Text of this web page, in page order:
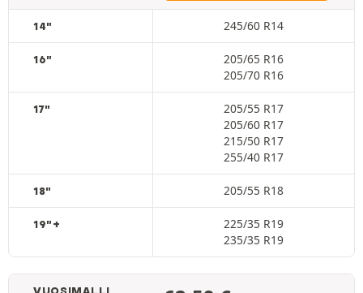
14" 245/60 R14
16"
205/65 R16
205/70 R16
17"
205/55 R17
205/60 R17
215/50 R17
255/40 R17
18" 205/55 R18
19"+
225/35 R19
235/35 R19